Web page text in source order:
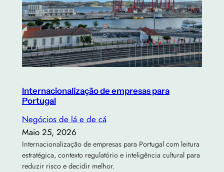
Internacionalização de empresas para
Portugal
Negócios de lá e de cá
Maio 25, 2026
Internacionalização de empresas para Portugal com leitura
estratégica, contexto regulatório e inteligência cultural para
reduzir risco e decidir melhor.